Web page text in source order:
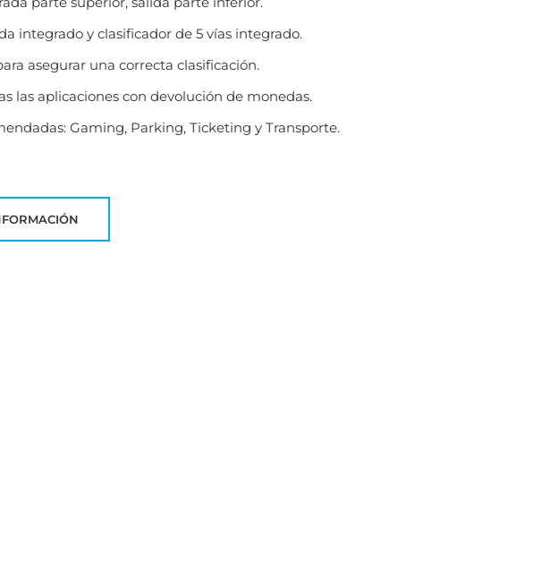
integrado y clasificador de 5 vías integrado.
asegurar una correcta clasificación.
las aplicaciones con devolución de monedas.
Gaming, Parking, Ticketing y Transporte.